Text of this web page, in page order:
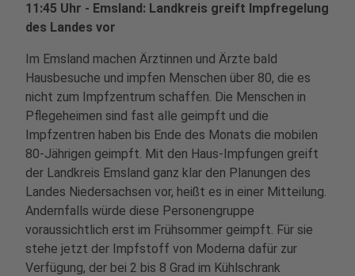
11:45 Uhr - Emsland: Landkreis greift Impfregelung
des Landes vor
Im Emsland machen Ärztinnen und Ärzte bald
Hausbesuche und impfen Menschen über 80, die es
nicht zum Impfzentrum schaffen. Die Menschen in
Pflegeheimen sind fast alle geimpft und die
Impfzentren haben bis Ende des Monats die mobilen
80-Jährigen geimpft. Mit den Haus-Impfungen greift
der Landkreis Emsland ganz klar den Planungen des
Landes Niedersachsen vor, heißt es in einer Mitteilung.
Andernfalls würde diese Personengruppe
voraussichtlich erst im Frühsommer geimpft. Für sie
stehe jetzt der Impfstoff von Moderna dafür zur
Verfügung, der bei 2 bis 8 Grad im Kühlschrank